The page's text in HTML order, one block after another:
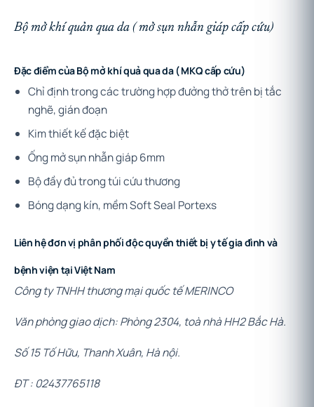
Bộ mở khí quản qua da ( mở sụn nhẫn giáp cấp cứu)
Đặc điểm của Bộ mở khí quả qua da ( MKQ cấp cứu)
Chỉ định trong các trường hợp đưởng thở trên bị tắc
nghẽ, gián đoạn
Kim thiết kế đặc biệt
Ống mở sụn nhẫn giáp 6mm
Bộ đầy đủ trong túi cứu thương
Bóng dạng kín, mềm Soft Seal Portexs
Liên hệ đơn vị phân phối độc quyền thiết bị y tế gia đình và
bệnh viện tại Việt Nam
Công ty TNHH thương mại quốc tế MERINCO
Văn phòng giao dịch: Phòng 2304, toà nhà HH2 Bắc Hà.
Số 15 Tố Hữu, Thanh Xuân, Hà nội.
ĐT : 02437765118